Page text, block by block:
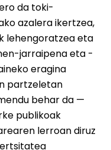
da toki-
azalera ikertzea,
lehengoratzea eta
jarraipena eta -
eragina
partzeletan
behar da —
publikoak
lerroan diruz